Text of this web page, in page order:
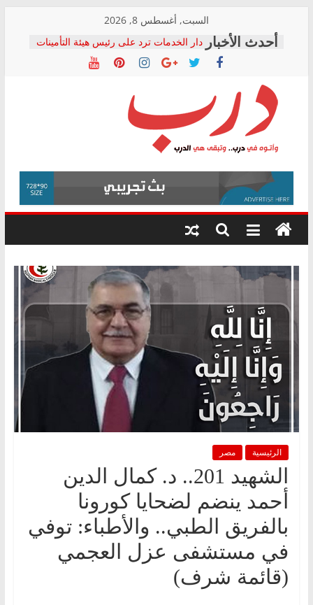
content
السبت, أغسطس 8, 2026
دار الخدمات ترد على رئيس هيئة التأمينات
بعد مؤتمره الصحفي: إنكار الأزمة لا ينهي
معاناة أصحاب المعاشات.. ونطالب بكشف
فرحات سليمان يكتب: القطاع الصحي إلى
أين؟
حزب التحالف الشعبي يطلق لجنة “الحق
في الصحة” بالإسكندرية لرصد الانتهاكات
ودعم المرضى
الوزاري لمدينة الصحفيين.. وانتهاء أعمال
إنشاء المبنى الإداري
المجلس القومي لحقوق الإنسان يعلن
متابعة قضية الدكتور محمد زهران.. ويؤكد:
قرينة البراءة وضمانات المحاكمة العادلة
درب
وأتوه
درب..
وتبقى
هي
الرئيسية مصر
الشهيد 201.. د. كمال الدين
أحمد ينضم لضحايا كورونا
بالفريق الطبي.. والأطباء: توفي
في مستشفى عزل العجمي
(قائمة شرف)